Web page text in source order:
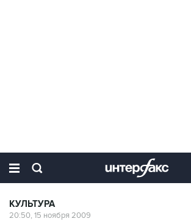
КУЛЬТУРА
20:50, 15 ноября 2009